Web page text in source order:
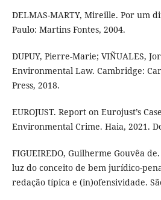
DELMAS-MARTY, Mireille. Por um
Paulo: Martins Fontes, 2004.
DUPUY, Pierre-Marie; VIÑUALES,
Environmental Law. Cambridge:
Press, 2018.
EUROJUST. Report on Eurojust’s
Environmental Crime. Haia, 2021.
FIGUEIREDO, Guilherme Gouvêa
luz do conceito de bem jurídico-
redação típica e (in)ofensividade.